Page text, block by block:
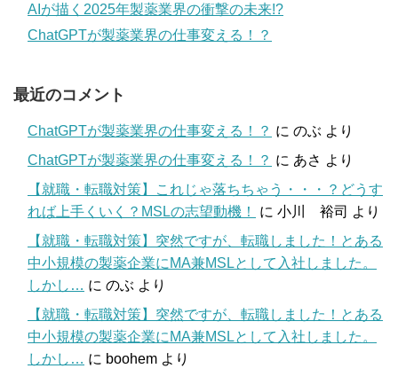
AIが描く2025年製薬業界の衝撃の未来!?
ChatGPTが製薬業界の仕事変える！？
最近のコメント
ChatGPTが製薬業界の仕事変える！？ に のぶ より
ChatGPTが製薬業界の仕事変える！？ に あさ より
【就職・転職対策】これじゃ落ちちゃう・・・？どうす
れば上手くいく？MSLの志望動機！
に 小川 裕司 より
【就職・転職対策】突然ですが、転職しました！とある
中小規模の製薬企業にMA兼MSLとして入社しました。
しかし… に のぶ より
【就職・転職対策】突然ですが、転職しました！とある
中小規模の製薬企業にMA兼MSLとして入社しました。
しかし… に boohem より